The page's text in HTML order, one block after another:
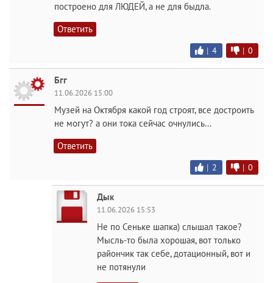
построено для ЛЮДЕЙ, а не для быдла.
Ответить
| 4 | 0
Бгг
11.06.2026 15:00
Музей на Октября какой год строят, все достроить
не могут? а они тока сейчас очнулись...
Ответить
| 2 | 0
Дык
11.06.2026 15:53
Не по Сеньке шапка) слышал такое?
Мысль-то была хорошая, вот только
райончик так себе, дотационный, вот и
не потянули